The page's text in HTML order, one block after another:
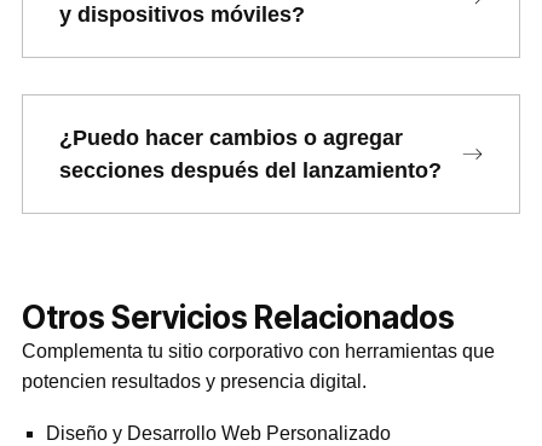
y dispositivos móviles?
¿Puedo hacer cambios o agregar
secciones después del lanzamiento?
Otros Servicios Relacionados
Complementa tu sitio corporativo con herramientas que
potencien resultados y presencia digital.
Diseño y Desarrollo Web Personalizado